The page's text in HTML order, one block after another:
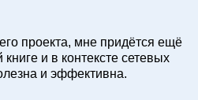
проекта, мне придётся ещё
и в контексте сетевых
и эффективна.